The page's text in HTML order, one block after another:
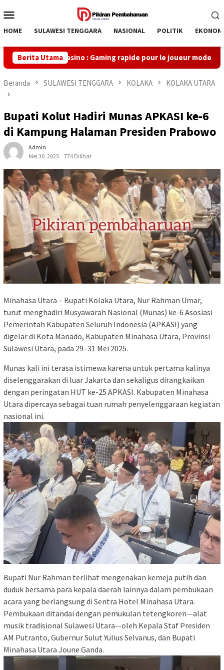
ke
Mobile
HOME SULAWESI TENGGARA NASIONAL POLITIK
Berita Utama
Magnius Casino : Gaming rapide pour le joueur moderne
Beranda SULAWESI TENGGARA KOLAKA KOLAKA UTARA
Bupati Kolut Hadiri Munas APKASI ke-6
di Kampung Halaman Presiden Prabowo
Admin
Mei 30, 2025
774 Dilihat
Minahasa Utara – Bupati Kolaka Utara, Nur Rahman Umar,
turut menghadiri Musyawarah Nasional (Munas) ke-6 Asosiasi
Pemerintah Kabupaten Seluruh Indonesia (APKASI) yang
digelar di Kota Manado, Kabupaten Minahasa Utara, Provinsi
Sulawesi Utara, pada 29–31 Mei 2025.
Munas kali ini terasa istimewa karena untuk pertama kalinya
diselenggarakan di luar Jakarta dan sekaligus dirangkaikan
dengan peringatan HUT ke-25 APKASI. Kabupaten Minahasa
Utara dipercaya sebagai tuan rumah penyelenggaraan kegiatan
nasional ini.
Bupati Nur Rahman terlihat mengenakan kemeja putih dan
duduk bersama para kepala daerah lainnya dalam pembukaan
acara yang berlangsung di Sentra Hotel Minahasa Utara.
Pembukaan ditandai dengan pemukulan tetengkoren—alat
musik tradisional Sulawesi Utara—oleh Kepala Staf Presiden
AM Putranto, Gubernur Sulut Yulius Selvanus, dan Bupati
Minahasa Utara Joune Ganda.